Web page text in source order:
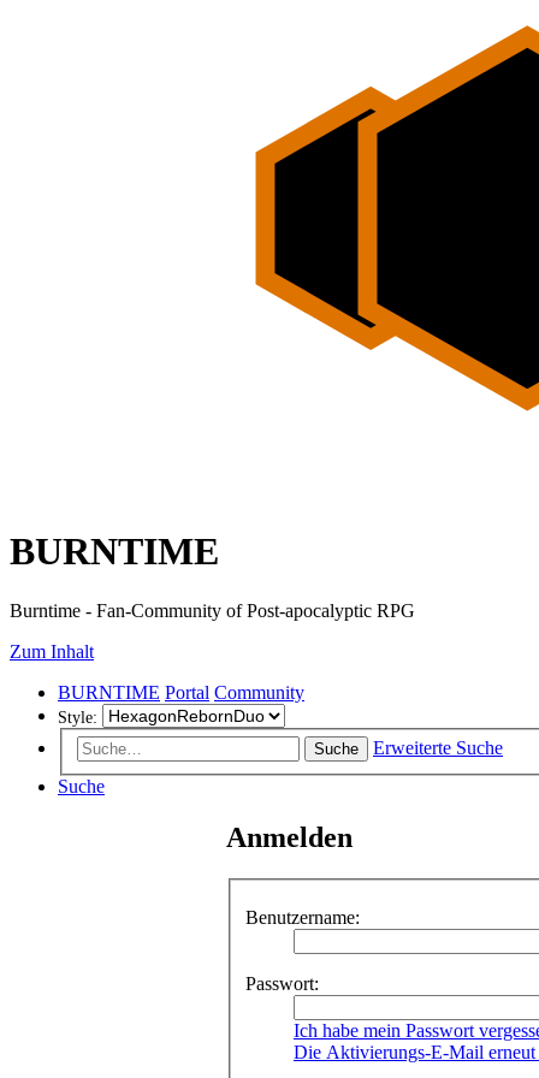
BURNTIME
Burntime - Fan-Community of Post-apocalyptic RPG
Zum Inhalt
BURNTIME Portal Community
Style:
Suche
Erweiterte Suche
Suche
Anmelden
Benutzername:
Passwort:
Ich habe mein Passwort
Die Aktivierungs-E-Mail erneut